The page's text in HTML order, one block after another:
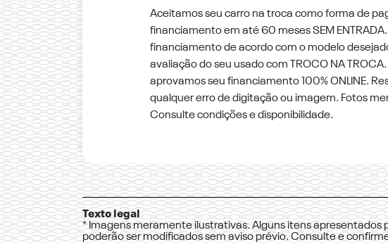
Aceitamos seu carro na troca como forma de
financiamento em até 60 meses SEM
financiamento de acordo com o modelo
avaliação do seu usado com TROCO NA
aprovamos seu financiamento 100% ONLINE.
qualquer erro de digitação ou imagem. Fotos
Consulte condições e disponibilidade.
Texto legal
* Imagens meramente ilustrativas. Alguns itens apresentados
poderão ser modificados sem aviso prévio. Consulte e